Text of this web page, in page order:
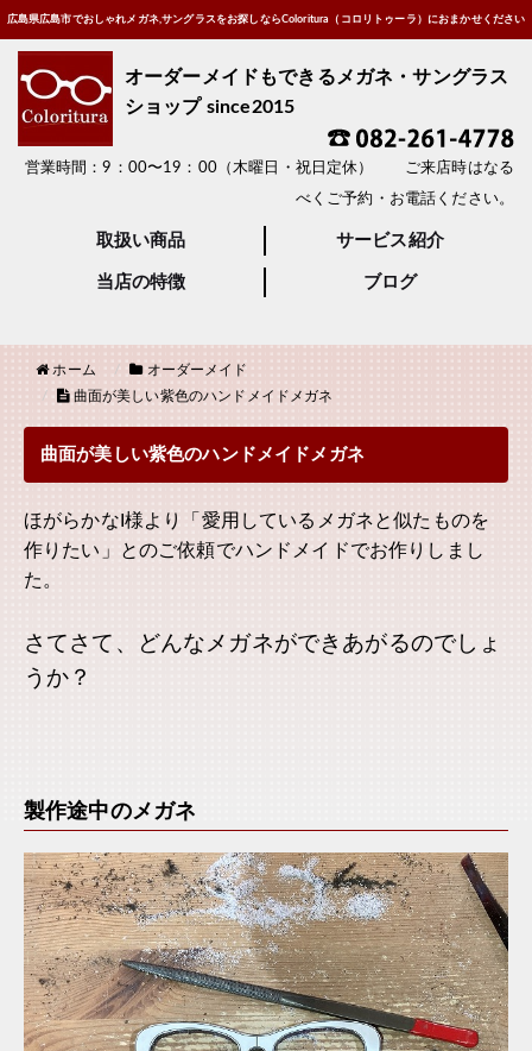
広島県広島市でおしゃれメガネ,サングラスをお探しならColoritura（コロリトゥーラ）におまかせください
オーダーメイドもできるメガネ・サングラス
ショップ since2015
営業時間：9：00〜19：00（木曜日・祝日定休） ご来店時はなる
べくご予約・お電話ください。
取扱い商品 サービス紹介
当店の特徴 ブログ
ホーム
オーダーメイド
曲面が美しい紫色のハンドメイドメガネ
曲面が美しい紫色のハンドメイドメガネ
ほがらかなI様より「愛用しているメガネと似たものを
作りたい」とのご依頼でハンドメイドでお作りしまし
た。
さてさて、どんなメガネができあがるのでしょ
うか？
製作途中のメガネ